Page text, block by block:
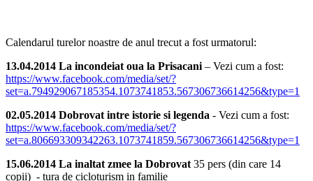
Calendarul turelor noastre de anul trecut a fost urmatorul:
13.04.2014 La incondeiat oua la Prisacani – Vezi cum a fost:
https://www.facebook.com/media/set/?
set=a.794929067185354.1073741853.567306736614256&type=1
02.05.2014 Dobrovat intre istorie si legenda - Vezi cum a fost:
https://www.facebook.com/media/set/?
set=a.806693309342263.1073741859.567306736614256&type=1
15.06.2014 La inaltat zmee la Dobrovat 35 pers (din care 14
copii) - tura de cicloturism in familie